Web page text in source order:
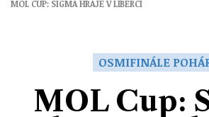
Přerov
Ekonomika
Ženy
Sport
MOL CUP: SIGMA HRAJE V LIBERCI
OSMIFINÁLE
MOL Cup: